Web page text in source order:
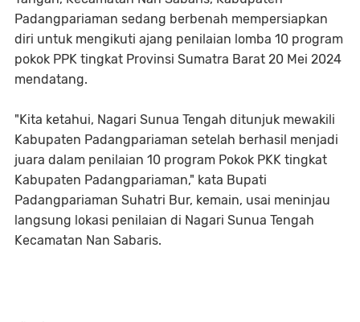
Padangpariaman sedang berbenah mempersiapkan
diri untuk mengikuti ajang penilaian lomba 10 program
pokok PPK tingkat Provinsi Sumatra Barat 20 Mei 2024
mendatang.
"Kita ketahui, Nagari Sunua Tengah ditunjuk mewakili
Kabupaten Padangpariaman setelah berhasil menjadi
juara dalam penilaian 10 program Pokok PKK tingkat
Kabupaten Padangpariaman," kata Bupati
Padangpariaman Suhatri Bur, kemain, usai meninjau
langsung lokasi penilaian di Nagari Sunua Tengah
Kecamatan Nan Sabaris.